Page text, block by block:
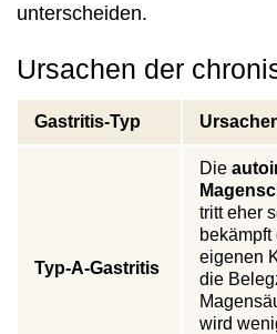
unterscheiden.
Ursachen der
Gastritis-Typ
Typ-A-Gastritis
Die
tritt eher
eigenen
die
wird